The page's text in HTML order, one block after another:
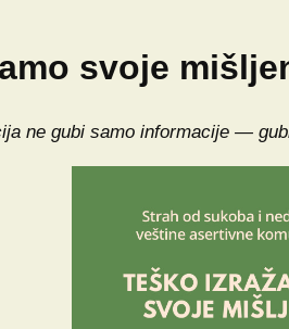
svoje
ne gubi samo informacije —